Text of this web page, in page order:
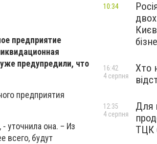
предприятие
предупредили, что
предприятия
уточнила она. – Из
всего, будут
10:34
Хто
16:42
4 серпня
Для
ТЦК
12:35
4 серпня